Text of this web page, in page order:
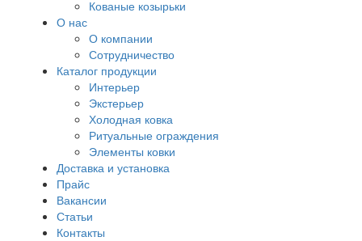
Кованые козырьки
О нас
О компании
Сотрудничество
Каталог продукции
Интерьер
Экстерьер
Холодная ковка
Ритуальные ограждения
Элементы ковки
Доставка и установка
Прайс
Вакансии
Статьи
Контакты